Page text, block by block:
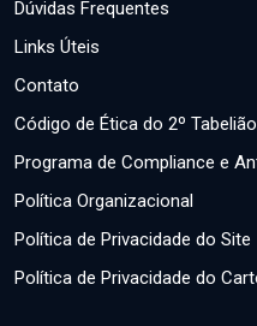
Dúvidas Frequentes
Links Úteis
Contato
Código de Ética do 2º
Programa de Compliance e
Política Organizacional
Política de Privacidade do Site
Política de Privacidade do